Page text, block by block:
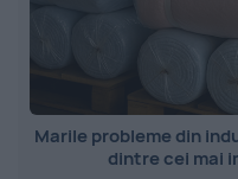
Marile probleme din
dintre cei mai